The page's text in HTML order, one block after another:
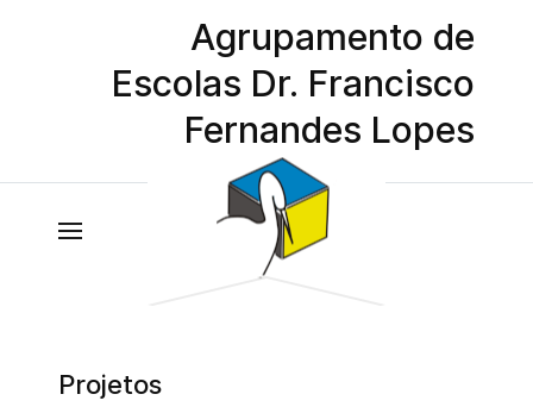
Agrupamento de
Escolas Dr. Francisco
Fernandes Lopes
Projetos